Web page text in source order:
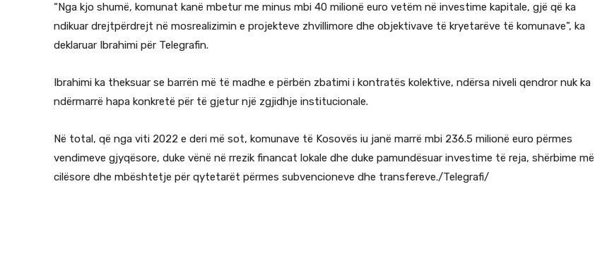
“Nga kjo shumë, komunat kanë mbetur me minus mbi 40 milionë euro vetëm në investime kapitale, gjë që ka
ndikuar drejtpërdrejt në mosrealizimin e projekteve zhvillimore dhe objektivave të kryetarëve të komunave”, ka
deklaruar Ibrahimi për Telegrafin.
Ibrahimi ka theksuar se barrën më të madhe e përbën zbatimi i kontratës kolektive, ndërsa niveli qendror nuk ka
ndërmarrë hapa konkretë për të gjetur një zgjidhje institucionale.
Në total, që nga viti 2022 e deri më sot, komunave të Kosovës iu janë marrë mbi 236.5 milionë euro përmes
vendimeve gjyqësore, duke vënë në rrezik financat lokale dhe duke pamundësuar investime të reja, shërbime më
cilësore dhe mbështetje për qytetarët përmes subvencioneve dhe transfereve./Telegrafi/